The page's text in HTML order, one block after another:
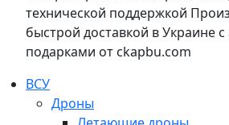
технической поддержкой
быстрой доставкой в Украине
подарками от ckapbu.com
ВСУ
Дроны